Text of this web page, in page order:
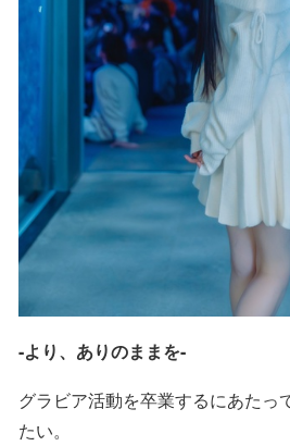
-より、ありのままを-
グラビア活動を卒業するにあたっ
たい。